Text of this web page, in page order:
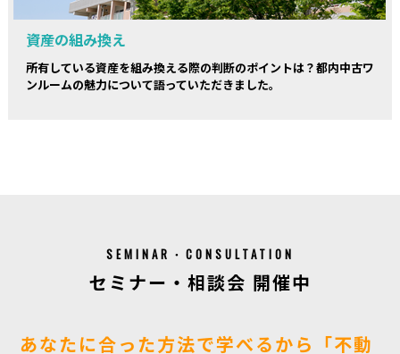
資産の組み換え
所有している資産を組み換える際の判断のポイントは？都内中古ワ
ンルームの魅力について語っていただきました。
SEMINAR・CONSULTATION
セミナー・相談会 開催中
あなたに合った方法で学べるから「不動